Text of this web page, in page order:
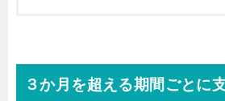
３か月を超える期間ごとに